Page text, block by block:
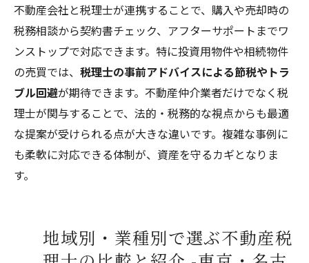
不動産会社と税理士が連携することで、購入や売却時の
税務相談から契約書チェック、アフターサポートまでワ
ンストップで対応できます。特に投資用物件や相続物件
の売買では、 税理士の事前アドバイスによる節税やトラ
ブル回避が期待できます。不動産仲介業者だけでなく税
理士が関与することで、法的・税務的な視点からも最適
な提案が受けられる点が大きな違いです。複雑な事例に
も柔軟に対応できる体制が、資産を守るカギとなりま
す。
地域別・業種別で選ぶ不動産税